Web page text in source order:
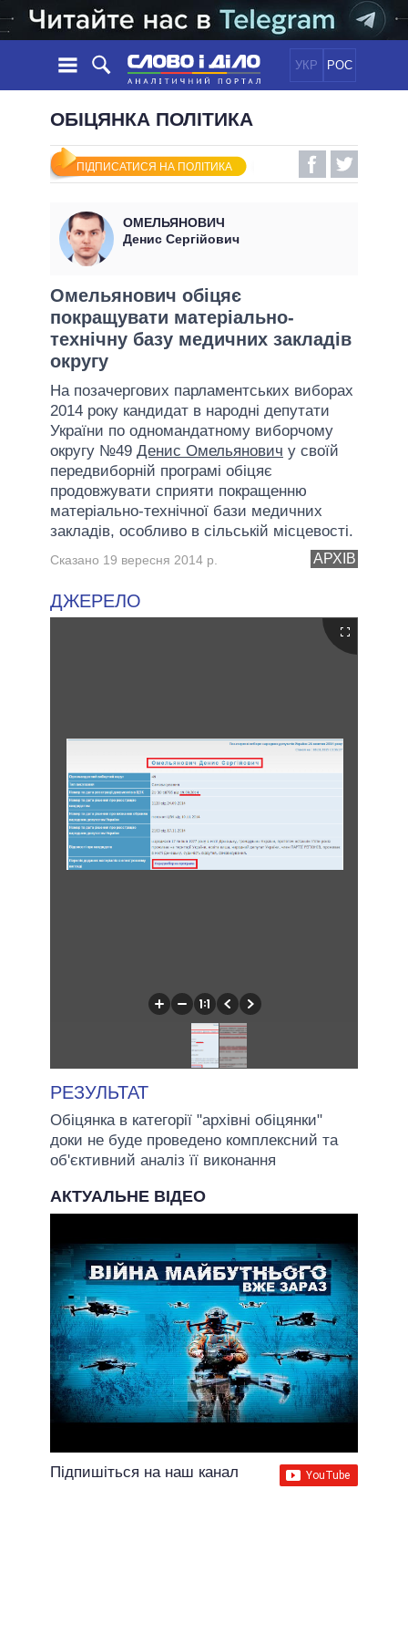
УКР РОС
НОВИНИ
СТРІЧКА
ПОДІЇ
СТАТТІ
ДУМКИ
ОГЛЯДИ
ДАЙДЖЕСТИ
ПОЛІТИКА
ЕКОНОМІКА
СВІТ
ОБIЦЯНКИ
УСІ ПОЛІТИКИ
ПРЕЗИДЕНТ І ОФІС
ВЕРХОВНА РАДА
КАБІНЕТ МІНІСТРІВ
ГОЛОВИ ОБЛАДМІНІСТРАЦІЙ
МЕРИ МІСТ
ВСІ ПЕРСОНИ
ІНФОГРАФІКА
ПІДТРИМАТИ
ОБІЦЯНКА ПОЛІТИКА
ПІДПИСАТИСЯ НА ПОЛІТИКА
ОМЕЛЬЯНОВИЧ
Денис Сергійович
Омельянович обіцяє
покращувати матеріально-
технічну базу медичних закладів
округу
На позачергових парламентських виборах
2014 року кандидат в народні депутати
України по одномандатному виборчому
округу №49 Денис Омельянович у своїй
передвиборній програмі обіцяє
продовжувати сприяти покращенню
матеріально-технічної бази медичних
закладів, особливо в сільській місцевості.
АРХІВ
Сказано 19 вересня 2014 р.
ДЖЕРЕЛО
РЕЗУЛЬТАТ
Обіцянка в категорії "архівні обіцянки"
доки не буде проведено комплексний та
об'єктивний аналіз її виконання
АКТУАЛЬНЕ ВІДЕО
Підпишіться на наш канал